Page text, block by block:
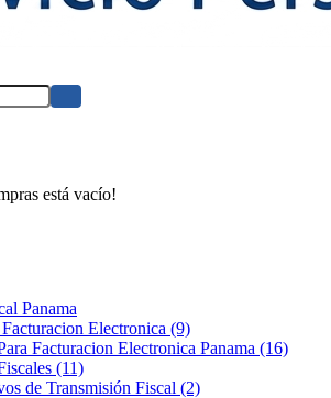
está vacío!
Panama
Electronica (9)
Facturacion Electronica Panama (16)
(11)
de Transmisión Fiscal (2)